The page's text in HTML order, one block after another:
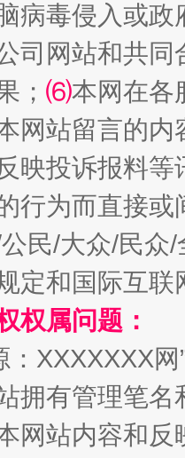
"炒
病毒侵入或
司网站和共
； ⑹本网在各
网站留言的内
映投诉报料
行为而直接
民/大众/民
定和国际互
权属问题：
：XXXXXXX
拥有管理笔
网站内容和